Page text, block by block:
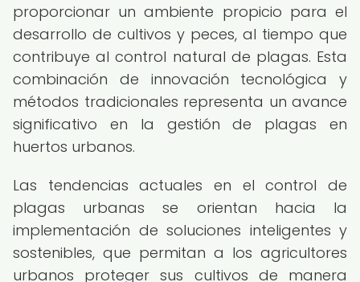
proporcionar un ambiente propicio para el
desarrollo de cultivos y peces, al tiempo que
contribuye al control natural de plagas. Esta
combinación de innovación tecnológica y
métodos tradicionales representa un avance
significativo en la gestión de plagas en
huertos urbanos.
Las tendencias actuales en el control de
plagas urbanas se orientan hacia la
implementación de soluciones inteligentes y
sostenibles, que permitan a los agricultores
urbanos proteger sus cultivos de manera